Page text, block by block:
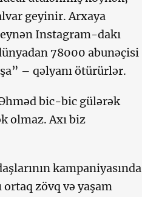
geyinir. Arxaya
Instagram-dakı
78000 abunəçisi
– qəlyanı ötürürlər.
bic-bic gülərək
olmaz. Axı biz
kampaniyasında
zövq və yaşam